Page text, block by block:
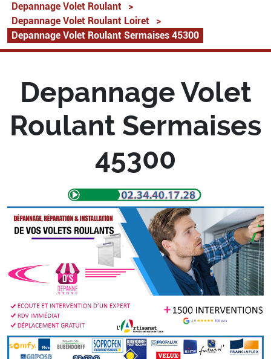
Depannage Volet Roulant
>
Depannage Volet Roulant Loiret
>
Depannage Volet Roulant Sermaises 45300
Depannage Volet
Roulant Sermaises
45300